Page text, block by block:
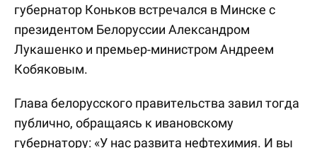
губернатор Коньков встречался в Минске с
президентом Белоруссии Александром
Лукашенко и премьер-министром Андреем
Кобяковым.
Глава белорусского правительства завил тогда
публично, обращаясь к ивановскому
губернатору: «У нас развита нефтехимия. И вы